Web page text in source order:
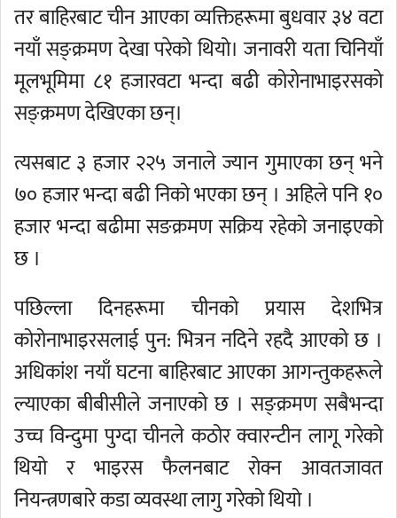
तर बाहिरबाट चीन आएका व्यक्तिहरूमा बुधवार ३४ वटा
नयाँ सङ्क्रमण देखा परेको थियो। जनावरी यता चिनियाँ
मूलभूमिमा ८१ हजारवटा भन्दा बढी कोरोनाभाइरसको
सङ्क्रमण देखिएका छन्।
त्यसबाट ३ हजार २२५ जनाले ज्यान गुमाएका छन् भने
७० हजार भन्दा बढी निको भएका छन् । अहिले पनि १०
हजार भन्दा बढीमा सङक्रमण सक्रिय रहेको जनाइएको
छ ।
पछिल्ला दिनहरूमा चीनको प्रयास देशभित्र
कोरोनाभाइरसलाई पुन: भित्रन नदिने रहदै आएको छ ।
अधिकांश नयाँ घटना बाहिरबाट आएका आगन्तुकहरूले
ल्याएका बीबीसीले जनाएको छ । सङ्क्रमण सबैभन्दा
उच्च विन्दुमा पुग्दा चीनले कठोर क्वारन्टीन लागू गरेको
थियो र भाइरस फैलनबाट रोक्न आवतजावत
नियन्त्रणबारे कडा व्यवस्था लागु गरेको थियो ।